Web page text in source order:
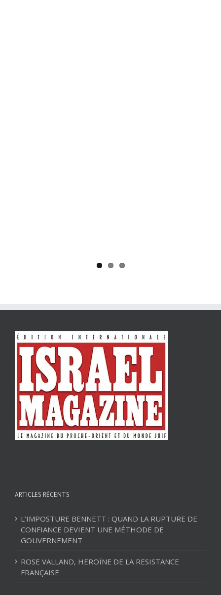
ARTICLES RÉCENTS
L’IMPOSTURE BENNETT : QUAND LA RUPTURE DE
CONFIANCE DEVIENT UNE MÉTHODE DE
GOUVERNEMENT
ROSE VALLAND, HEROÏNE DE LA RESISTANCE
FRANÇAISE